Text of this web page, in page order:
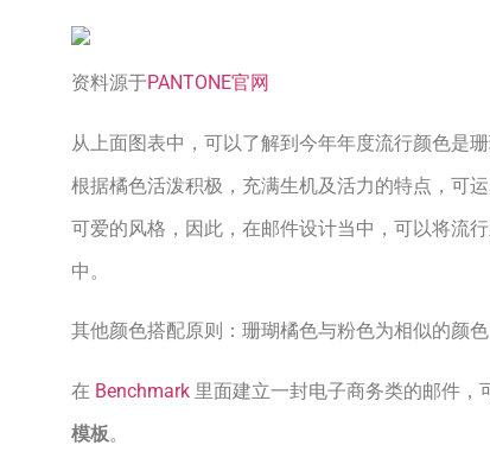
资料源于PANTONE官网
从上面图表中，可以了解到今年年度流行颜色是
根据橘色活泼积极，充满生机及活力的特点，可
可爱的风格，因此，在邮件设计当中，可以将流
中。
其他颜色搭配原则：珊瑚橘色与粉色为相似的颜色
在 Benchmark 里面建立一封电子商务类的邮件，
模板。